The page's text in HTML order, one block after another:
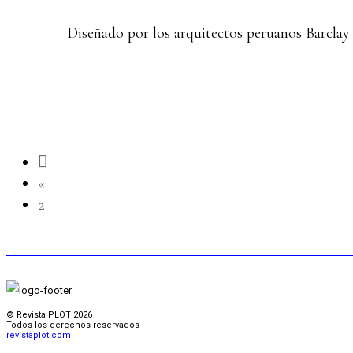
Diseñado por los arquitectos peruanos
«
2
© Revista PLOT 2026
Todos los derechos reservados
revistaplot.com